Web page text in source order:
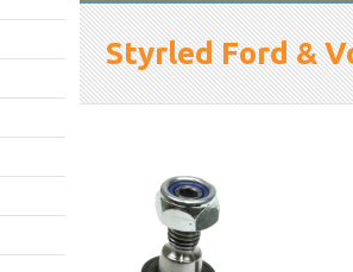
Styrled Ford &